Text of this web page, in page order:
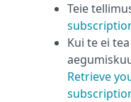
Teie
Kui te ei
Retrieve